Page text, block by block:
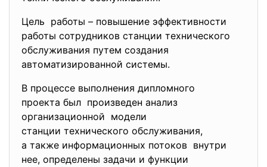
Цель работы – повышение эффективности
работы сотрудников станции технического
обслуживания путем создания
автоматизированной системы.
В процессе выполнения дипломного
проекта был произведен анализ
организационной модели
станции технического обслуживания,
а также информационных потоков внутри
нее, определены задачи и функции